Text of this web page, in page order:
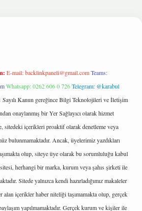
E-mail:backlinkpaneli@gmail.com Teams:
Whatsapp: 0262 606 0 726Telegram: @karabul
Sayılı Kanun gereğince Bilgi Teknolojileri ve İletişim
onaylanmış bir Yer Sağlayıcı olarak hizmet
sitedeki içerikleri proaktif olarak denetleme veya
bulunmamaktadır. Ancak, üyelerimiz yazdıkları
olup, siteye üye olarak bu sorumluluğu kabul
herhangi bir marka, kurum veya şahıs şirketi ile
Sitede yalnızca kendi hazırladığımız makaleler
alan içerikler haber niteliği taşımamakta olup, gerçek
yapılmamaktadır. Gerçek kurum ve kişiler ile